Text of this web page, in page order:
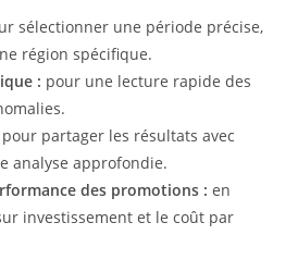
sélectionner une période précise,
région spécifique.
: pour une lecture rapide des
pour partager les résultats avec
analyse approfondie.
des promotions : en
investissement et le coût par